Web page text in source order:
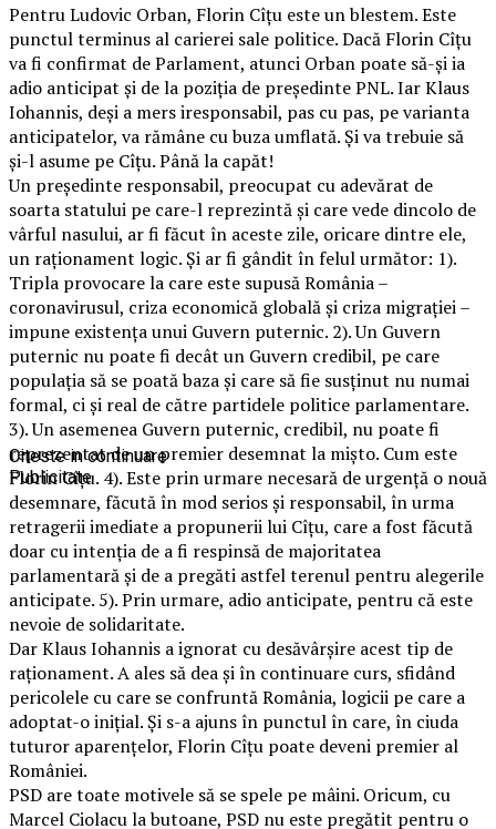
Pentru Ludovic Orban, Florin Cîțu este un blestem. Este
punctul terminus al carierei sale politice. Dacă Florin Cîțu
va fi confirmat de Parlament, atunci Orban poate să-și ia
adio anticipat și de la poziția de președinte PNL. Iar Klaus
Iohannis, deși a mers iresponsabil, pas cu pas, pe varianta
anticipatelor, va rămâne cu buza umflată. Și va trebuie să
și-l asume pe Cîțu. Până la capăt!
Un președinte responsabil, preocupat cu adevărat de
soarta statului pe care-l reprezintă și care vede dincolo de
vârful nasului, ar fi făcut în aceste zile, oricare dintre ele,
un raționament logic. Și ar fi gândit în felul următor: 1).
Tripla provocare la care este supusă România –
coronavirusul, criza economică globală și criza migrației –
impune existența unui Guvern puternic. 2). Un Guvern
puternic nu poate fi decât un Guvern credibil, pe care
populația să se poată baza și care să fie susținut nu numai
formal, ci și real de către partidele politice parlamentare.
3). Un asemenea Guvern puternic, credibil, nu poate fi
reprezentat de un premier desemnat la mișto. Cum este
Florin Cîțu. 4). Este prin urmare necesară de urgență o nouă
desemnare, făcută în mod serios și responsabil, în urma
retragerii imediate a propunerii lui Cîțu, care a fost făcută
doar cu intenția de a fi respinsă de majoritatea
parlamentară și de a pregăti astfel terenul pentru alegerile
anticipate. 5). Prin urmare, adio anticipate, pentru că este
nevoie de solidaritate.
Dar Klaus Iohannis a ignorat cu desăvârșire acest tip de
raționament. A ales să dea și în continuare curs, sfidând
pericolele cu care se confruntă România, logicii pe care a
adoptat-o inițial. Și s-a ajuns în punctul în care, în ciuda
tuturor aparențelor, Florin Cîțu poate deveni premier al
României.
PSD are toate motivele să se spele pe mâini. Oricum, cu
Marcel Ciolacu la butoane, PSD nu este pregătit pentru o
Citeste in continuare
Publicitate